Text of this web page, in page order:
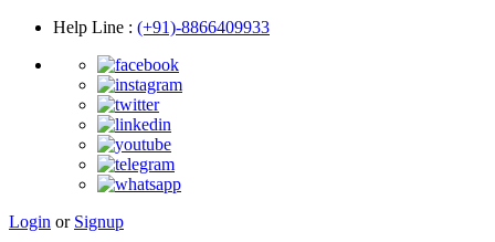
Help Line : (+91)-8866409933
Login or Signup